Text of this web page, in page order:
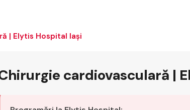
| Elytis Hospital Iași
cardiovasculară |